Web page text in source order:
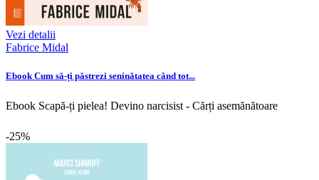
Vezi detalii
Fabrice Midal
Ebook Cum să-ți păstrezi seninătatea când tot...
Ebook Scapă-ți pielea! Devino narcisist - Cărți asemănătoare
-25%